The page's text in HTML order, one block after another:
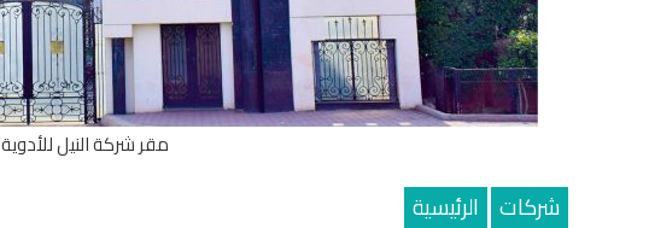
مقر شركة النيل للأدوية
شركات الرئيسية